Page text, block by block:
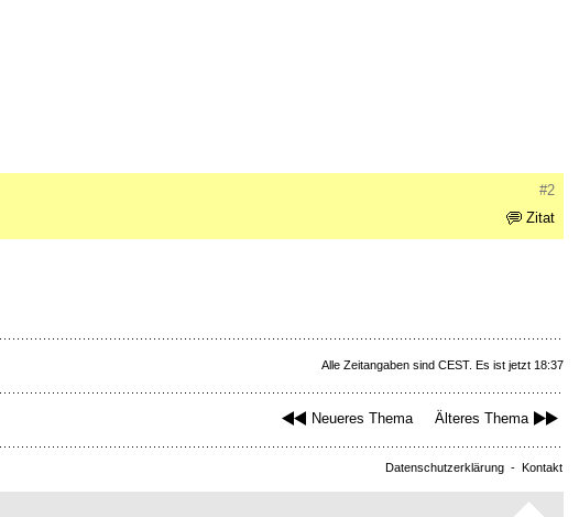
#2
Zitat
Alle Zeitangaben sind CEST. Es ist jetzt 18:37
Neueres Thema Älteres Thema
Datenschutzerklärung - Kontakt